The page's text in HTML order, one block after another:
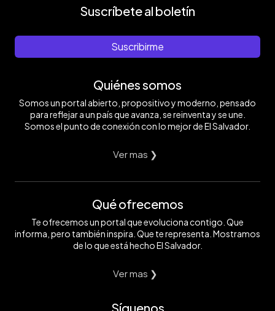
Suscríbete al boletín
Suscribirme
Quiénes somos
Somos un portal abierto, propositivo y moderno, pensado
para reflejar a un país que avanza, se reinventa y se une.
Somos el punto de conexión con lo mejor de El Salvador.
Ver mas ❯
Qué ofrecemos
Te ofrecemos un portal que evoluciona contigo. Que
informa, pero también inspira. Que te representa. Mostramos
de lo que está hecho El Salvador.
Ver mas ❯
Síguenos